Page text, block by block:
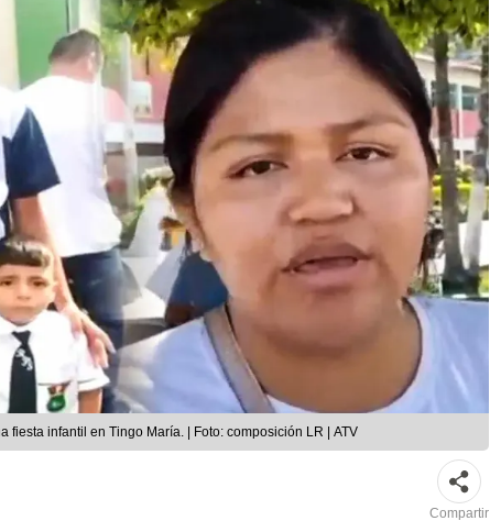
fiesta infantil en Tingo María. | Foto: composición LR | ATV
Compartir